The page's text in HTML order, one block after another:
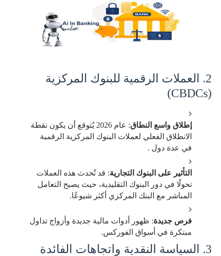
2. العملات الرقمية للبنوك المركزية
(CBDCs)
إطلاق واسع النطاق
: عام 2026 يُتوقع أن يكون نقطة
الانطلاق الفعلي لعملات البنوك المركزية الرقمية
في عدة دول .
التأثير على البنوك التجارية: قد تُحدث هذه العملات
تحولًا في دور البنوك التقليدية، حيث يصبح التعامل
المباشر مع البنك المركزي أكثر شيوعًا.
فرص جديدة: ظهور أدوات مالية جديدة وأزواج تداول
مبتكرة في أسواق الفوركس.
3. السياسة النقدية واتجاهات الفائدة